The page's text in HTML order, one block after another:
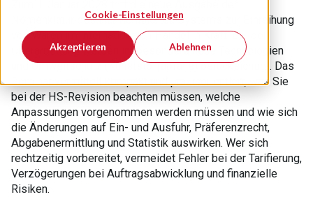
Cookie-Einstellungen
Akzeptieren Ablehnen
Nomenklatur des Harmonisierten Systems zur Einreihung
von Waren im internationalen Handel in Kraft. Bei der
Überarbeitung werden insbesondere neue Technologien
und Umweltschutz (Kunststoffabfälle) berücksichtigt. Das
Seminar vermittelt kompakt und praxisorientiert, was Sie
bei der HS-Revision beachten müssen, welche
Anpassungen vorgenommen werden müssen und wie sich
die Änderungen auf Ein- und Ausfuhr, Präferenzrecht,
Abgabenermittlung und Statistik auswirken. Wer sich
rechtzeitig vorbereitet, vermeidet Fehler bei der Tarifierung,
Verzögerungen bei Auftragsabwicklung und finanzielle
Risiken.